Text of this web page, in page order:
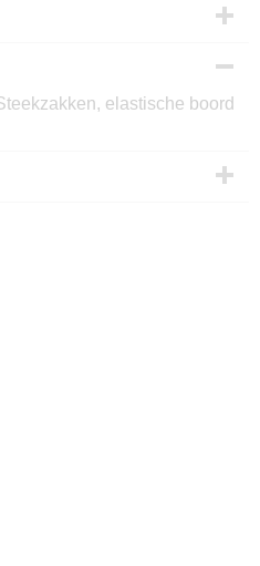
elastische boord